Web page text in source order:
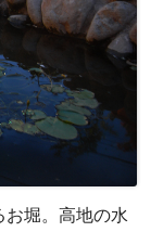
堀。高地の水